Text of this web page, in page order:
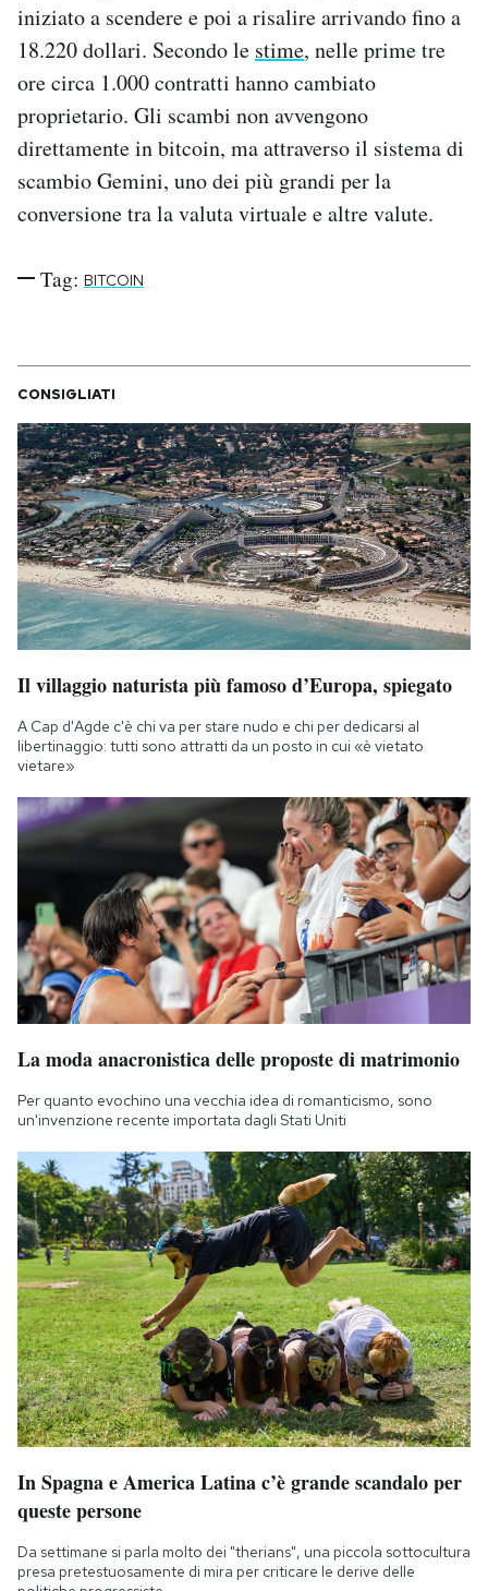
iniziato a scendere e poi a risalire arrivando fino a
18.220 dollari. Secondo le stime, nelle prime tre
ore circa 1.000 contratti hanno cambiato
proprietario. Gli scambi non avvengono
direttamente in bitcoin, ma attraverso il sistema di
scambio Gemini, uno dei più grandi per la
conversione tra la valuta virtuale e altre valute.
Tag: BITCOIN
CONSIGLIATI
Il villaggio naturista più famoso d’Europa, spiegato
A Cap d'Agde c'è chi va per stare nudo e chi per dedicarsi al
libertinaggio: tutti sono attratti da un posto in cui «è vietato
vietare»
La moda anacronistica delle proposte di matrimonio
Per quanto evochino una vecchia idea di romanticismo, sono
un'invenzione recente importata dagli Stati Uniti
In Spagna e America Latina c’è grande scandalo per
queste persone
Da settimane si parla molto dei "therians", una piccola sottocultura
presa pretestuosamente di mira per criticare le derive delle